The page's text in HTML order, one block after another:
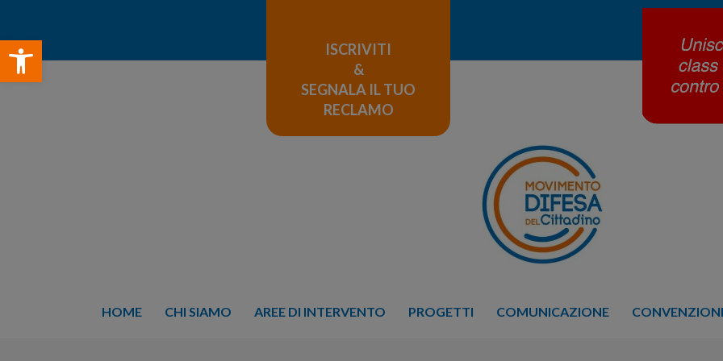
Open toolbar
ISCRIVITI
&
SEGNALA IL TUO
RECLAMO
HOME CHI SIAMO AREE DI INTERVENTO PROGETTI COMUNICAZIONE